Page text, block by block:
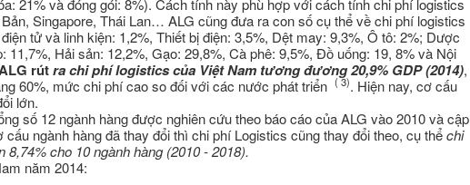
21% và đóng gói: 8%). Cách tính này phù hợp với cách tính chi phí logistics
Singapore, Thái Lan… ALG cũng đưa ra con số cụ thể về chi phí logistics
tử và linh kiện: 1,2%, Thiết bị điện: 3,5%, Dệt may: 9,3%, Ô tô: 2%; Dược
11,7%, Hải sản: 12,2%, Gạo: 29,8%, Cà phê: 9,5%, Đồ uống: 19, 8% và Nội
rútrachi phí logistics của Việt Nam tương đương 20,9% GDP (2014),
60%, mức chi phí cao so đối với các nước phát triển ( 3). Hiện nay, cơ cấu
lớn.
số 12 ngành hàng được nghiên cứu theo báo cáo của ALG vào 2010 và cập
ngành hàng đã thay đổi thì chi phí Logistics cũng thay đổi theo, cụ thểchi
cho 10 ngành hàng (2010 - 2018).
năm 2014: